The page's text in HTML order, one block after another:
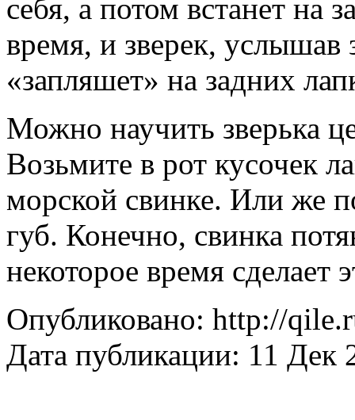
себя, а потом встанет на
время, и зверек, услышав
«запляшет» на задних
Можно научить зверька
Возьмите в рот кусочек
морской свинке. Или же
губ. Конечно, свинка
некоторое время сделает
Опубликовано: http://
Дата публикации: 11 Дек